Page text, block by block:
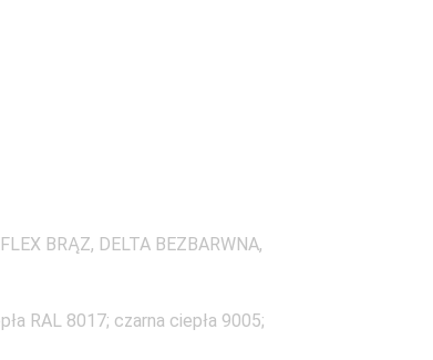
BRĄZ, DELTA BEZBARWNA,
RAL 8017; czarna ciepła 9005;